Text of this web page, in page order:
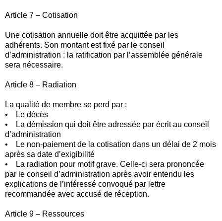
Article 7 – Cotisation
Une cotisation annuelle doit être acquittée par les
adhérents. Son montant est fixé par le conseil
d’administration : la ratification par l’assemblée générale
sera nécessaire.
Article 8 – Radiation
La qualité de membre se perd par :
• Le décès
• La démission qui doit être adressée par écrit au conseil
d’administration
• Le non-paiement de la cotisation dans un délai de 2 mois
après sa date d’exigibilité
• La radiation pour motif grave. Celle-ci sera prononcée
par le conseil d’administration après avoir entendu les
explications de l’intéressé convoqué par lettre
recommandée avec accusé de réception.
Article 9 – Ressources